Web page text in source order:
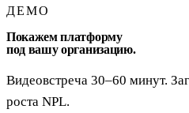
ДЕМО
Покажем платформу
под вашу организацию.
Видеовстреча 30–60 минут.
роста NPL.